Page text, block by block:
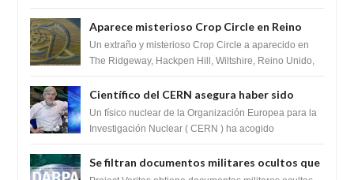
Aparece misterioso Crop Circle en Reino
Unido 23 de junio 2016
Un extraño y misterioso Crop Circle a aparecido en
The Ridgeway, Hackpen Hill, Wiltshire, Reino Unido,
Científico del CERN asegura haber sido
ayudado por seres de luz durante una
prueba del Colisionador de Hadrones
Un físico nuclear de la Organización Europea para la
Investigación Nuclear ( CERN ) ha acogido
Se filtran documentos militares ocultos que